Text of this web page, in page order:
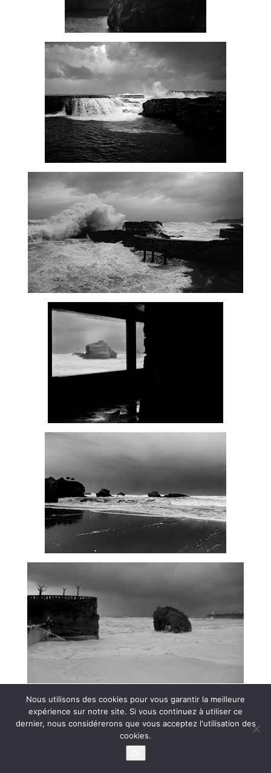
Nous utilisons des cookies pour vous garantir la meilleure
expérience sur notre site. Si vous continuez à utiliser ce
dernier, nous considérerons que vous acceptez l'utilisation des
cookies.